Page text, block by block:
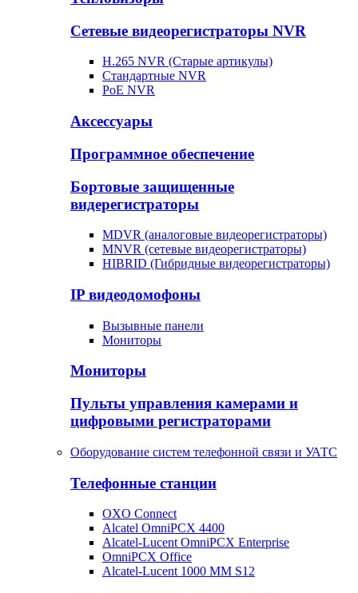
Сетевые видеорегистраторы NVR
H.265 NVR (Старые артикулы)
Стандартные NVR
PoE NVR
Аксессуары
Программное обеспечение
Бортовые защищенные
видерегистраторы
MDVR (аналоговые видеорегистраторы)
MNVR (сетевые видеорегистраторы)
HIBRID (Гибридные видеорегистраторы)
IP видеодомофоны
Вызывные панели
Мониторы
Мониторы
Пульты управления камерами и
цифровыми регистраторами
Оборудование систем телефонной связи и УАТС
Телефонные станции
OXO Connect
Alcatel OmniPCX 4400
Alcatel-Lucent OmniPCX Enterprise
OmniPCX Office
Alcatel-Lucent 1000 MM S12